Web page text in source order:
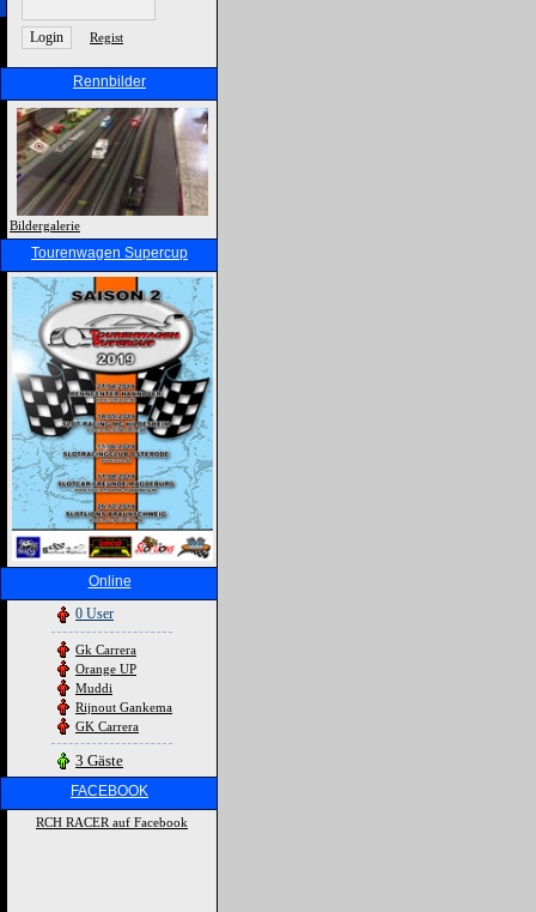
Regist
Rennbilder
Bildergalerie
Tourenwagen Supercup
Online
0 User
Gk Carrera
Orange UP
Muddi
Rijnout Gankema
GK Carrera
3 Gäste
FACEBOOK
RCH RACER auf Facebook